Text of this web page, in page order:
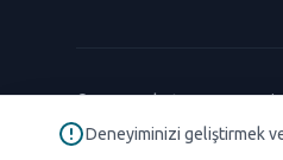
© 2026 Robotaryum Sanayi
Deneyiminizi geliştirmek